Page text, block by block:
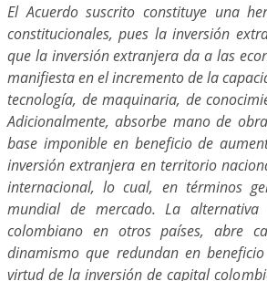
El Acuerdo suscrito constituye una
constitucionales, pues la inversión
que la inversión extranjera da a las
manifiesta en el incremento de la
tecnología, de maquinaria, de
Adicionalmente, absorbe mano de
base imponible en beneficio de
inversión extranjera en territorio
internacional, lo cual, en términos
mundial de mercado. La
colombiano en otros países, abre
dinamismo que redundan en
virtud de la inversión de capital